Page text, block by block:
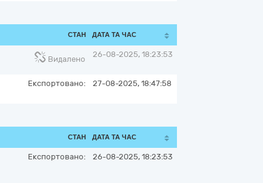
СТАН ДАТА ТА ЧАС
Видалено
26-08-2025, 18:23:53
Експортовано: 27-08-2025, 18:47:58
СТАН ДАТА ТА ЧАС
Експортовано: 26-08-2025, 18:23:53